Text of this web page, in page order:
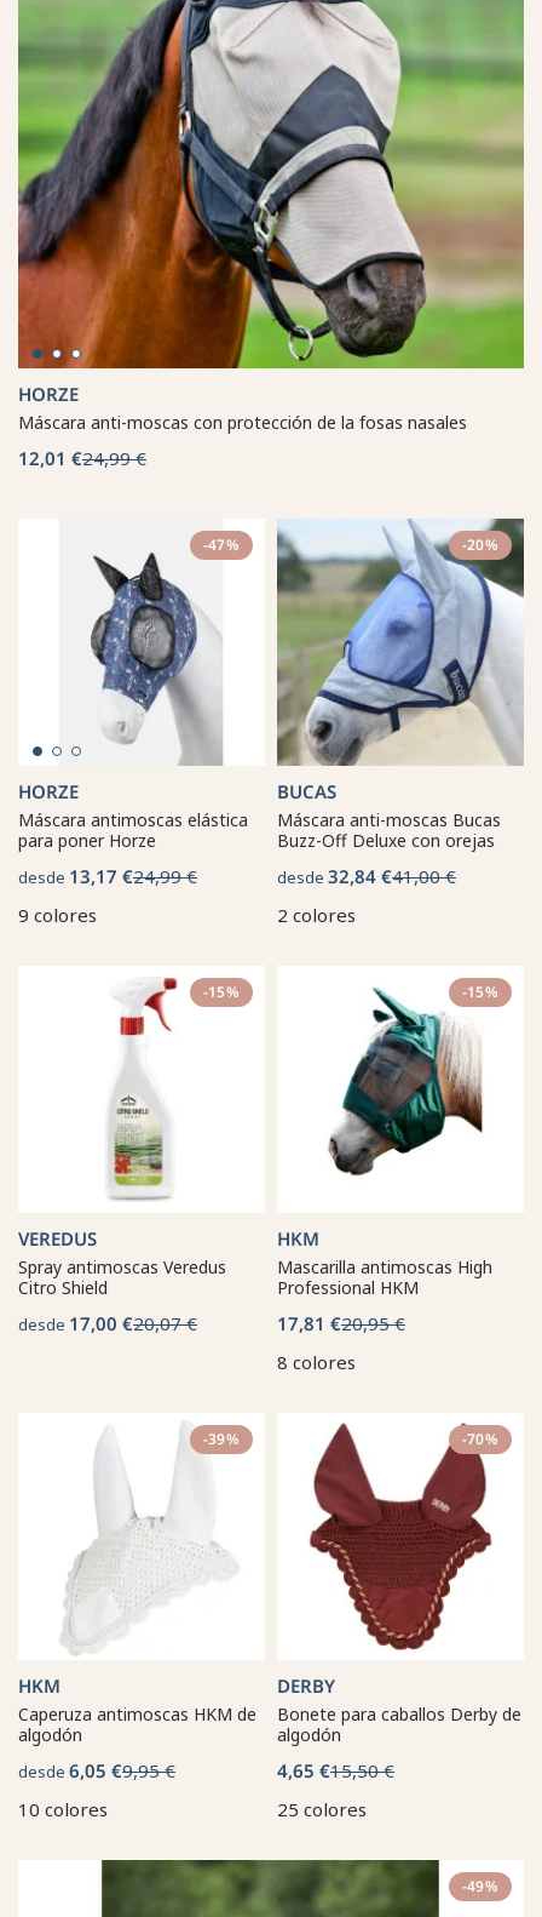
HORZE
Máscara anti-moscas con protección de la fosas nasales
12,01 €24,99 €
-47%
HORZE
Máscara antimoscas elástica
para poner Horze
desde 13,17 €24,99 €
9 colores
-20%
BUCAS
Máscara anti-moscas Bucas
Buzz-Off Deluxe con orejas
desde 32,84 €41,00 €
2 colores
-15%
VEREDUS
Spray antimoscas Veredus
Citro Shield
desde 17,00 €20,07 €
-15%
HKM
Mascarilla antimoscas High
Professional HKM
17,81 €20,95 €
8 colores
-39%
HKM
Caperuza antimoscas HKM de
algodón
desde 6,05 €9,95 €
10 colores
-70%
DERBY
Bonete para caballos Derby de
algodón
4,65 €15,50 €
25 colores
-49%